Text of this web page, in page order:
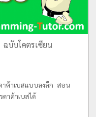
บับโคตรเซียน
าต้าเบสแบบลงลึก สอน
ดาต้าเบสได้